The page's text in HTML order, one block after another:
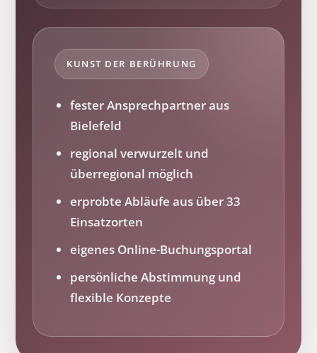
KUNST DER BERÜHRUNG
fester Ansprechpartner aus
Bielefeld
regional verwurzelt und
überregional möglich
erprobte Abläufe aus über 33
Einsatzorten
eigenes Online-Buchungsportal
persönliche Abstimmung und
flexible Konzepte